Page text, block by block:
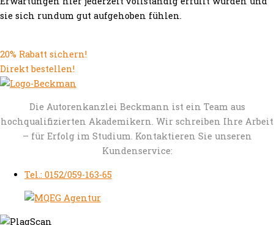
sie sich rundum gut aufgehoben fühlen.
20% Rabatt sichern!
Direkt bestellen!
Die Autorenkanzlei Beckmann ist ein Team aus
hochqualifizierten Akademikern. Wir schreiben Ihre Arbeit
– für Erfolg im Studium. Kontaktieren Sie unseren
Kundenservice:
Tel.: 0152/059-163-65